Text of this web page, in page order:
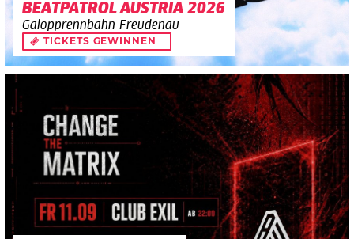
BEATPATROL AUSTRIA 2026
Galopprennbahn Freudenau
TICKETS GEWINNEN